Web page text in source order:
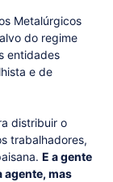
Metalúrgicos
do regime
entidades
e de
distribuir o
trabalhadores,
E a gente
agente, mas